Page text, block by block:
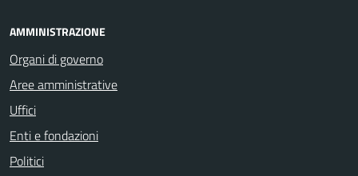
AMMINISTRAZIONE
Organi di governo
Aree amministrative
Uffici
Enti e fondazioni
Politici